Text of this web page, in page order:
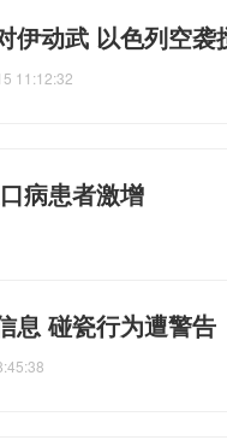
伊动武 以色列空袭
11:12:32
病患者激增
息 碰瓷行为遭警告